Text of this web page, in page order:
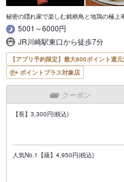
秘密の隠れ家で楽しむ銘柄鳥と地鶏の極上
5001～6000円
JR川崎駅東口から徒歩7分
【アプリ予約限定】最大800ポイント還
ポイントプラス対象店
クーポン
【長】3,300円(税込)
人気No.1【薩】4,950円(税込)